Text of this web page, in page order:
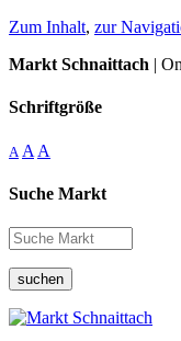
Zum Inhalt, zur
Markt Schnaittach |
Schriftgröße
A A A
Suche Markt
suchen